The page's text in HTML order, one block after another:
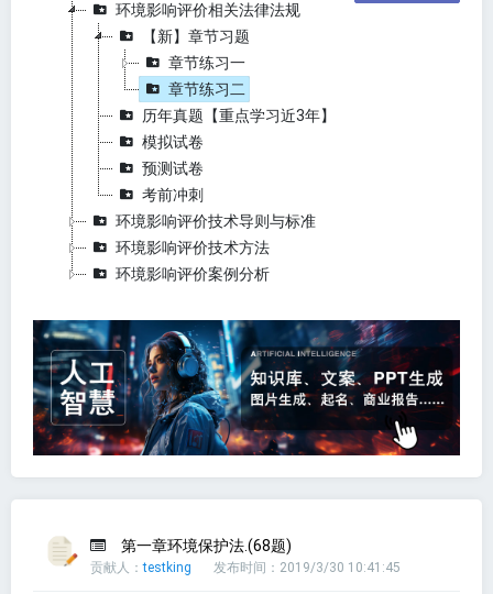
环境影响评价相关法律法规
【新】章节习题
章节练习一
章节练习二
历年真题【重点学习近3年】
模拟试卷
预测试卷
考前冲刺
环境影响评价技术导则与标准
环境影响评价技术方法
环境影响评价案例分析
第一章环境保护法.(68题)
贡献人：testking 发布时间：2019/3/30 10:41:45